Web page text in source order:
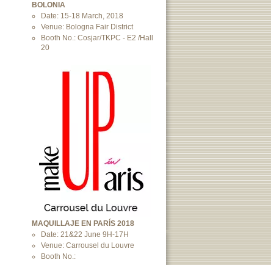
BOLONIA
Date: 15-18 March, 2018
Venue: Bologna Fair District
Booth No.: Cosjar/TKPC - E2 /Hall
20
MAQUILLAJE EN PARÍS 2018
Date: 21&22 June 9H-17H
Venue: Carrousel du Louvre
Booth No.: